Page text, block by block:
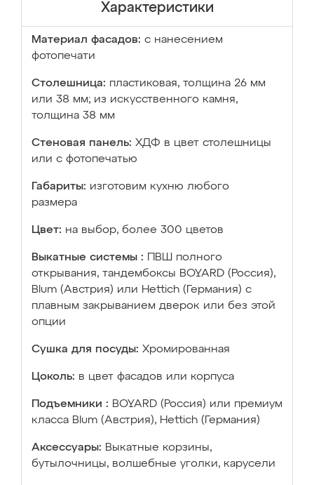
Характеристики
Материал фасадов: с нанесением
фотопечати
Столешница: пластиковая, толщина 26 мм
или 38 мм; из искусственного камня,
толщина 38 мм
Стеновая панель: ХДФ в цвет столешницы
или с фотопечатью
Габариты: изготовим кухню любого
размера
Цвет: на выбор, более 300 цветов
Выкатные системы :
ПВШ полного
открывания, тандембоксы BOYARD (Россия),
Blum (Австрия) или Hettich (Германия) с
плавным закрыванием дверок или без этой
опции
Сушка для посуды: Хромированная
Цоколь: в цвет фасадов или корпуса
Подъемники : BOYARD (Россия) или премиум
класса Blum (Австрия), Hettich (Германия)
Аксессуары: Выкатные корзины,
бутылочницы, волшебные уголки, карусели